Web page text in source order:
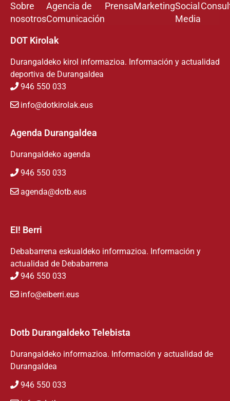
Sobre
nosotros
Agencia de
Comunicación
PrensaMarketingSocial
Media
DOT Kirolak
Durangaldeko kirol informazioa. Información y actualidad
deportiva de Durangaldea
946 550 033
info@dotkirolak.eus
Agenda Durangaldea
Durangaldeko agenda
946 550 033
agenda@dotb.eus
EI! Berri
Debabarrena eskualdeko informazioa. Información y
actualidad de Debabarrena
946 550 033
info@eiberri.eus
Dotb Durangaldeko Telebista
Durangaldeko informazioa. Información y actualidad de
Durangaldea
946 550 033